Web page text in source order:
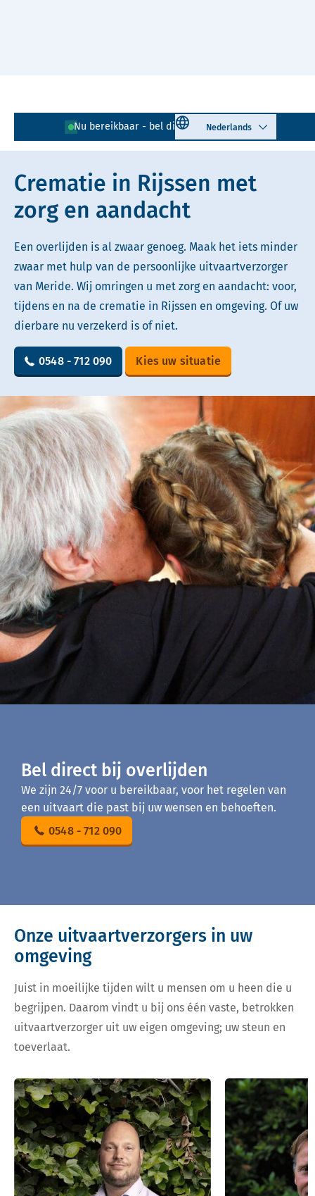
Nu bereikbaar - bel direct! 0548 - 712 090
Select language
Lees voor Uitleg woorden
Simpele tekst
Crematie in Rijssen met
zorg en aandacht
Een overlijden is al zwaar genoeg. Maak het iets minder
zwaar met hulp van de persoonlijke uitvaartverzorger
van Meride. Wij omringen u met zorg en aandacht: voor,
tijdens en na de crematie in Rijssen en omgeving. Of uw
dierbare nu verzekerd is of niet.
0548 - 712 090 Kies uw situatie
Bel direct bij overlijden
We zijn 24/7 voor u bereikbaar, voor het regelen van
een uitvaart die past bij uw wensen en behoeften.
0548 - 712 090
Onze uitvaartverzorgers in uw
omgeving
Juist in moeilijke tijden wilt u mensen om u heen die u
begrijpen. Daarom vindt u bij ons één vaste, betrokken
uitvaartverzorger uit uw eigen omgeving; uw steun en
toeverlaat.